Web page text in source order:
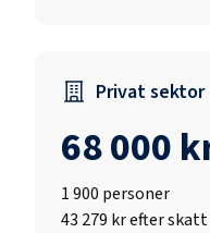
Privat sektor
68 000
1 900 personer
43 279 kr efter skatt